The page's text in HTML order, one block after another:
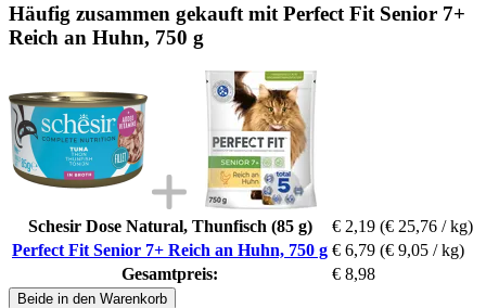
Häufig zusammen gekauft mit Perfect Fit Senior 7+
Reich an Huhn, 750 g
Schesir Dose Natural, Thunfisch (85 g) € 2,19 (€ 25,76 / kg)
Perfect Fit Senior 7+ Reich an Huhn, 750 g € 6,79 (€ 9,05 / kg)
Gesamtpreis:
€ 8,98
Beide in den Warenkorb